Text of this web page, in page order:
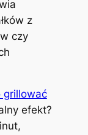
z
czy
grillować
efekt?